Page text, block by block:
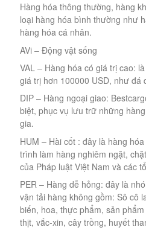
Hàng hóa thông thường, hàng
loại hàng hóa bình thường như
hàng hóa cá nhân.
AVi – Động vật sống
VAL – Hàng hóa có giá trị cao:
giá trị hơn 100000 USD, như đá
DIP – Hàng ngoại giao:
biệt, phục vụ lưu trữ những
gia.
HUM – Hài cốt : đây là hàng
trình làm hàng nghiêm ngặt,
của Pháp luật Việt Nam và các
PER – Hàng dễ hỏng: đây là
vận tải hàng không gồm: Sô cô
biến, hoa, thực phẩm, sản
thịt, vắc-xin, cây trồng, huyết